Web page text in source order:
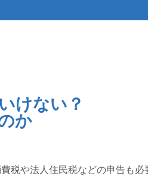
けない？
か
税や法人住民税などの申告も必